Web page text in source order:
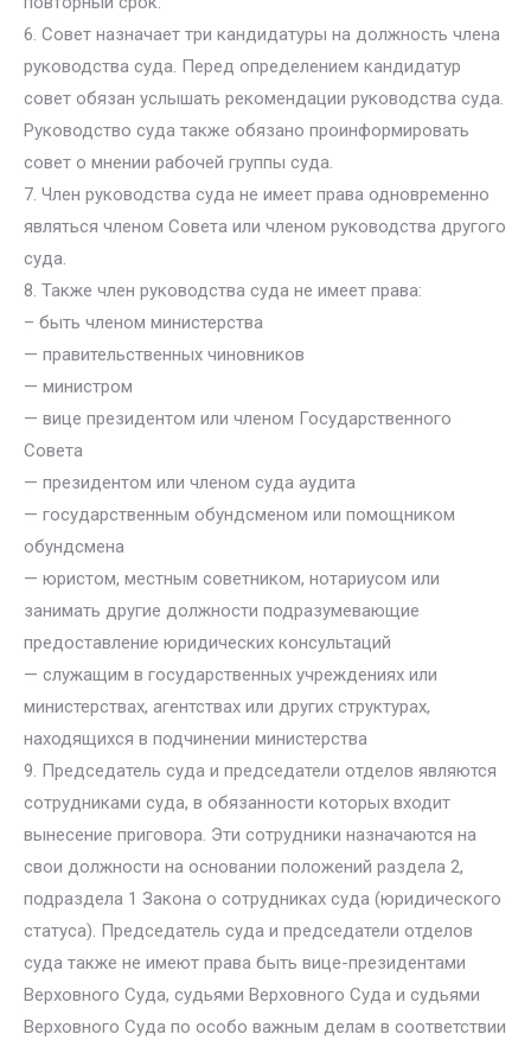
6. Совет назначает три кандидатуры на должность члена
руководства суда. Перед определением кандидатур
совет обязан услышать рекомендации руководства суда.
Руководство суда также обязано проинформировать
совет о мнении рабочей группы суда.
7. Член руководства суда не имеет права одновременно
являться членом Совета или членом руководства другого
суда.
8. Также член руководства суда не имеет права:
– быть членом министерства
— правительственных чиновников
— министром
— вице президентом или членом Государственного
Совета
— президентом или членом суда аудита
— государственным обундсменом или помощником
обундсмена
— юристом, местным советником, нотариусом или
занимать другие должности подразумевающие
предоставление юридических консультаций
— служащим в государственных учреждениях или
министерствах, агентствах или других структурах,
находящихся в подчинении министерства
9. Председатель суда и председатели отделов являются
сотрудниками суда, в обязанности которых входит
вынесение приговора. Эти сотрудники назначаются на
свои должности на основании положений раздела 2,
подраздела 1 Закона о сотрудниках суда (юридического
статуса). Председатель суда и председатели отделов
суда также не имеют права быть вице-президентами
Верховного Суда, судьями Верховного Суда и судьями
Верховного Суда по особо важным делам в соответствии